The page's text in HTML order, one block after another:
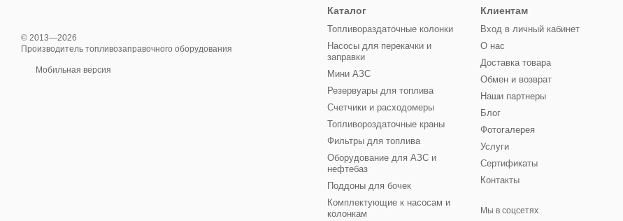
© 2013—2026
Производитель топливозаправочного оборудования
Мобильная версия
Каталог
Топливораздаточные колонки
Насосы для перекачки и
заправки
Мини АЗС
Резервуары для топлива
Счетчики и расходомеры
Топливороздаточные краны
Фильтры для топлива
Оборудование для АЗС и
нефтебаз
Поддоны для бочек
Комплектующие к насосам и
колонкам
Клиентам
Вход в личный кабинет
О нас
Доставка товара
Обмен и возврат
Наши партнеры
Блог
Фотогалерея
Услуги
Сертификаты
Контакты
Мы в соцсетях